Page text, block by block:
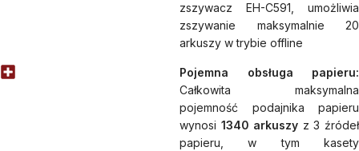
zszywacz EH-C591, umożliwia
zszywanie maksymalnie 20
arkuszy w trybie offline
Pojemna obsługa papieru:
Całkowita maksymalna
pojemność podajnika papieru
wynosi 1340 arkuszy z 3 źródeł
papieru, w tym kasety